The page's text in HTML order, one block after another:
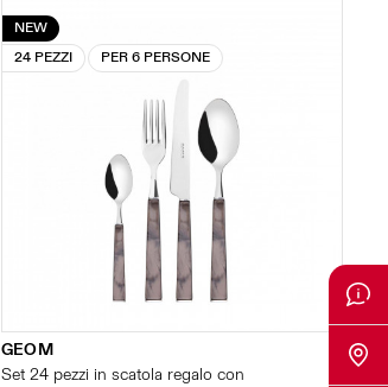
NEW
24 PEZZI
PER 6 PERSONE
GEOM
Set 24 pezzi in scatola regalo con